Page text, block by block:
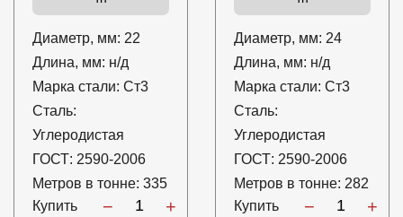
Диаметр, мм: 22
Длина, мм: н/д
Марка стали: Ст3
Сталь:
Углеродистая
ГОСТ: 2590-2006
Метров в тонне: 335
Купить
− +
Диаметр, мм: 24
Длина, мм: н/д
Марка стали: Ст3
Сталь:
Углеродистая
ГОСТ: 2590-2006
Метров в тонне: 282
Купить
− +